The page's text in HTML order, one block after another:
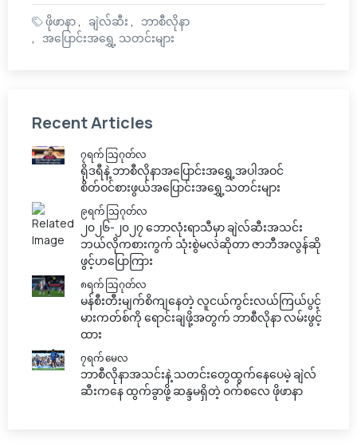
ဖိုဖာနာ ချဲလ်ဆီး
ဘာစီလိုနာ
အပြောင်းအရွှေ့ သတင်းများ
Recent Articles
၇ရက် သြဂုတ်လ
ရိုဒရီနဲ့ ဘာစီလိုနာအပြောင်းအရွှေ့အပါအဝင်
စိတ်ဝင်စားဖွယ်အပြောင်းအရွှေ့သတင်းများ
၉ရက် သြဂုတ်လ
၂၀၂၆-၂၀၂၇ ဘောလုံးရာသီမှာ ချဲလ်ဆီးအသင်း
ဘယ်လိုကစားကွက် သုံးစွဲမလဲဆိုတာ ဇာဘီအလွန်ဆို
ဖွင့်ဟပြောကြား
၈ရက် သြဂုတ်လ
မန်စီးတီးမျက်စိကျနေတဲ့ လူငယ်ကွင်းလယ်ကြယ်ပွင့်
မားကတ်စ်ကို ရောင်းချဖို့အတွက် ဘာစီလိုနာ လမ်းဖွင့်
ထား
၇ရက် မေလ
ဘာစီလိုနာအသင်းနဲ့ သတင်းတွေထွက်နေပေမဲ့ ချဲလ်
ဆီးကနေ ထွက်ခွာဖို့ ဆန္ဒမရှိတဲ့ ဝက်စလေ ဖိုဖာနာ